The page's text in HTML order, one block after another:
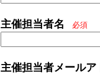
主催担当者名 必須
主催担当者メールア